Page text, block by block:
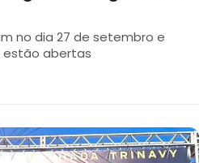
estão abertas